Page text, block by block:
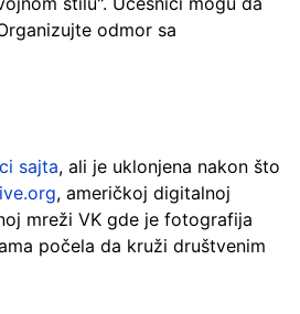
odmor sa
sajta, ali je uklonjena nakon što
, američkoj digitalnoj
mreži VK gde je fotografija
počela da kruži društvenim